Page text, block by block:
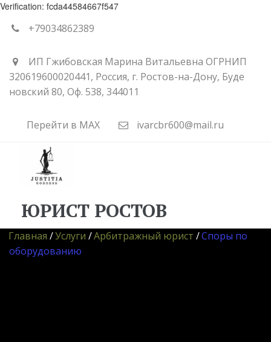
Verification: fcda44584667f547
+79034862389
ИП Гжибовская Марина Витальевна ОГРНИП
320619600020441, Россия, г. Ростов-на-Дону, Буде
новский 80, Оф. 538, 344011
Перейти в MAX ivarcbr600@mail.ru
ЮРИСТ РОСТОВ
Главная / Услуги / Арбитражный юрист / Споры по
оборудованию